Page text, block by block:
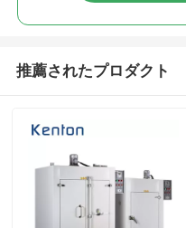
推薦されたプロダクト